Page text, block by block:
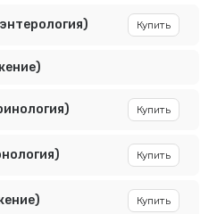
Купить
Купить
Купить
Купить